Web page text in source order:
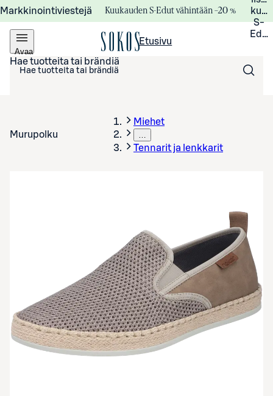
Markkinointiviestejä Kuukauden S-Edut vähintään –20 %
S-
Avaa
valikko
Etusivu
Hae tuotteita tai brändiä
Murupolku
Miehet
…
Tennarit ja lenkkarit
Avaa tuotekuva suurennettuna